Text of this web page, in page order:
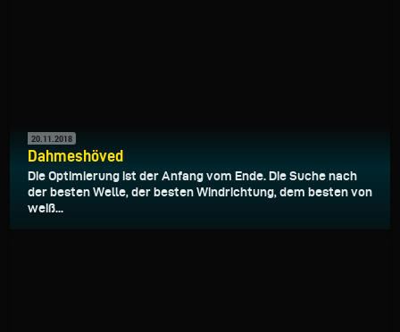
20.11.2018
Dahmeshöved
Die Optimierung ist der Anfang vom Ende. Die Suche nach
der besten Welle, der besten Windrichtung, dem besten von
weiß...